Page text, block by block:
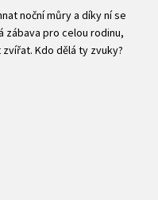
noční můry a díky ní se
zábava pro celou rodinu,
Kdo dělá ty zvuky?